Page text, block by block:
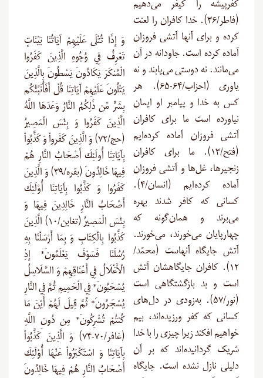
کفرپیشه را کیفر می‌دهیم
(فاطر/۳۶). خدا کافران را لعنت
کرده و برای آنها آتشی فروزان
آماده کرده است. جاودانه در آن
می‌مانند. نه دوستی می‌یابند و نه
یاوری (احزاب/۶۴-۶۵). هر
کس به خدا و پیامبر او ایمان
نیاورده است ما برای کافران
آتشی فروزان آماده کرده‌ایم
(فتح/۱۳). ما برای کافران
زنجیرها، غل‌ها و آتشی فروزان
آماده کرده‌ایم (انسان/۴).
کسانی که کافر شدند بهره
می‌برند و همان‌گونه که
چهارپایان می‌خورند، می‌خورند.
آتش جایگاه آنهاست (محمّد/
۱۲). کافران جایگاهشان آتش
است و بد بازگشتگاهی است
(نور/۵۷). به‌زودی در دل‌های
کسانی که کفر ورزیده‌اند، بیم
خواهیم افکند زیرا چیزی را با خدا
شریک گردانیده‌اند که بر آن
دلیلی نازل نشده است. جایگاه
وَ إِذَا تُتْلَى عَلَيْهِمْ آيَاتُنَا بَيِّنَاتٍ
تَعْرِفُ فِي وُجُوهِ الَّذِينَ كَفَرُوا
الْمُنكَرَ يَكَادُونَ يَسْطُونَ بِالَّذِينَ
يَتْلُونَ عَلَيْهِمْ آيَاتِنَا قُلْ أَفَأُنَبِّئُكُم
بِشَرٍّ مِّن ذَلِكُمُ النَّارُ وَعَدَهَا اللَّهُ
الَّذِينَ كَفَرُوا وَ بِئْسَ الْمَصِيرُ
(حج/۷۲) وَ الَّذِينَ كَفَرواْ وَ كَذَّبُواْ
بِآيَاتِنَا أُولَئِكَ أَصْحَابُ النَّارِ هُمْ
فِيهَا خَالِدُونَ (بقره/۳۹) وَ الَّذِينَ
كَفَرُوا وَ كَذَّبُوا بِآيَاتِنَا أُوْلَئِكَ
أَصْحَابُ النَّارِ خَالِدِينَ فِيهَا وَ
بِئْسَ الْمَصِيرُ (تغابن/۱۰) الَّذِينَ
كَذَّبُوا بِالْكِتَابِ وَ بِمَا أَرْسَلْنَا بِهِ
رُسُلَنَا فَسَوْفَ يَعْلَمُونَ* إِذِ
الْأَغْلَالُ فِي أَعْنَاقِهِمْ وَ السَّلَاسِلُ
يُسْحَبُونَ* فِي الْحَمِيمِ ثُمَّ فِي النَّارِ
يُسْجَرُونَ* ثُمَّ قِيلَ لَهُمْ أَيْنَ مَا
كُنتُمْ تُشْرِكُونَ* مِن دُونِ اللَّهِ
(غافر/۷۰-۷۴) وَ الَّذِينَ كَذَّبُواْ
بِآيَاتِنَا وَ اسْتَكْبَرُواْ عَنْهَا أُوْلَئِكَ
أَصْحَابُ النَّارِ هُمْ فِيهَا خَالِدُونَ